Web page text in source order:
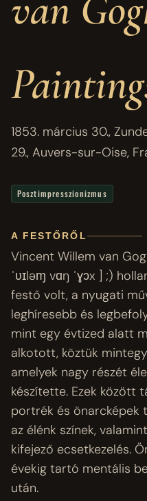
1853. március 30.,
29., Auvers-sur-Oise,
Posztimpresszionizmus
A FESTŐRŐL
Vincent Willem van
ˈʋɪləɱ vɑŋ ˈɣɔx ] ;)
festő volt, a nyugati
leghíresebb és
mint egy évtized alatt
alkotott, köztük
amelyek nagy részét
készítette. Ezek között
portrék és önarcképek
az élénk színek,
kifejező ecsetkezelés.
évekig tartó mentális
után.